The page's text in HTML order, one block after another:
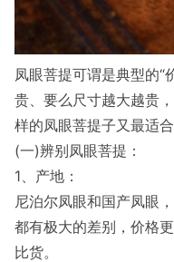
凤眼菩提可谓是典型的“
贵、要么尺寸越大越贵
样的凤眼菩提子又最适
(一)辨别凤眼菩提：
1、产地：
尼泊尔凤眼和国产凤眼
都有极大的差别，价格
比货。